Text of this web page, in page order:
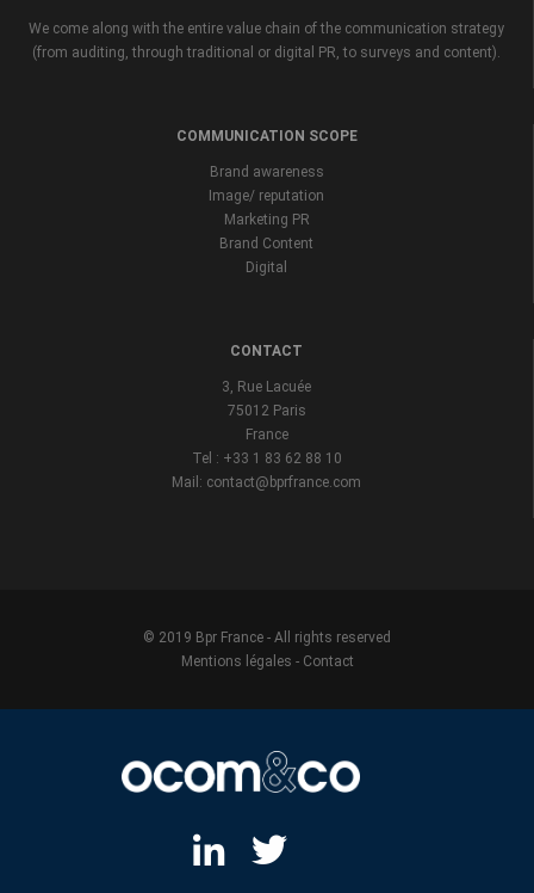
We come along with the entire value chain of the communication strategy
(from auditing, through traditional or digital PR, to surveys and content).
COMMUNICATION SCOPE
Brand awareness
Image/ reputation
Marketing PR
Brand Content
Digital
CONTACT
3, Rue Lacuée
75012 Paris
France
Tel : +33 1 83 62 88 10
Mail: contact@bprfrance.com
© 2019 Bpr France - All rights reserved
Mentions légales - Contact